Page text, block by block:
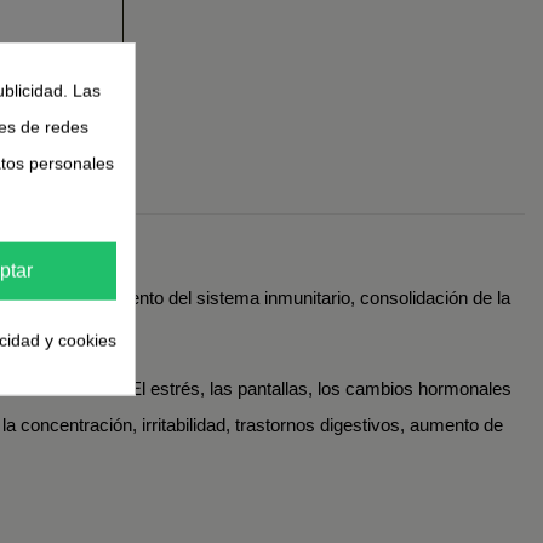
fortalecimiento del sistema inmunitario, consolidación de la
crónicamente. El estrés, las pantallas, los cambios hormonales
concentración, irritabilidad, trastornos digestivos, aumento de
Las
de redes
personales
y cookies